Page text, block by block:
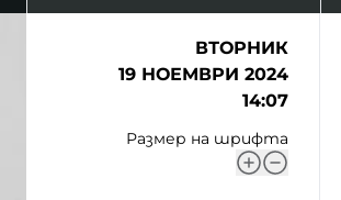
ВТОРНИК
19 НОЕМВРИ 2024
14:07
Размер на шрифта